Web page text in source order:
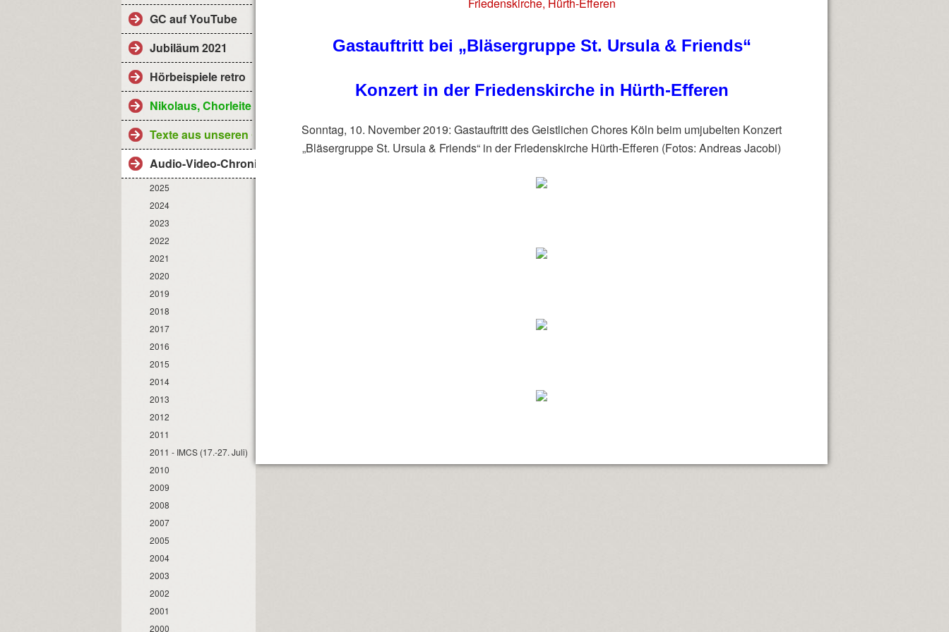
GC auf YouTube
Jubiläum 2021
Hörbeispiele retro
Nikolaus, Chorleiter
Texte aus unseren Gottesdiensten
Audio-Video-Chronik
2025
2024
2023
2022
2021
2020
2019
2018
2017
2016
2015
2014
2013
2012
2011
2011 - IMCS (17.-27. Juli)
2010
2009
2008
2007
2005
2004
2003
2002
2001
2000
Friedenskirche, Hürth-Efferen
Gastauftritt bei „Bläsergruppe St. Ursula & Friends“
Konzert in der Friedenskirche in Hürth-Efferen
Sonntag, 10. November 2019: Gastauftritt des Geistlichen Chores Köln beim umjubelten Konzert
„Bläsergruppe St. Ursula & Friends“ in der Friedenskirche Hürth-Efferen (Fotos: Andreas Jacobi)